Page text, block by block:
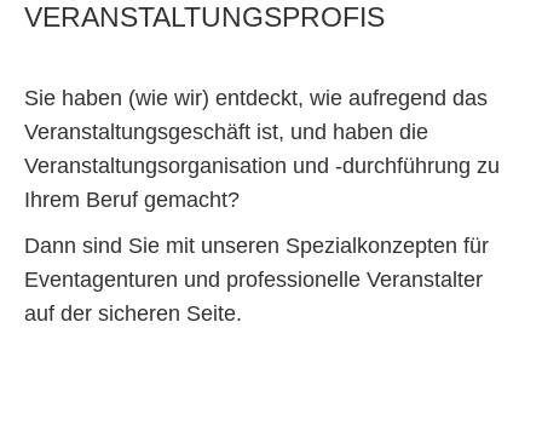
VERANSTALTUNGSPROFIS
Sie haben (wie wir) entdeckt, wie aufregend das
Veranstaltungsgeschäft ist, und haben die
Veranstaltungsorganisation und -durchführung zu
Ihrem Beruf gemacht?
Dann sind Sie mit unseren Spezialkonzepten für
Eventagenturen und professionelle Veranstalter
auf der sicheren Seite.